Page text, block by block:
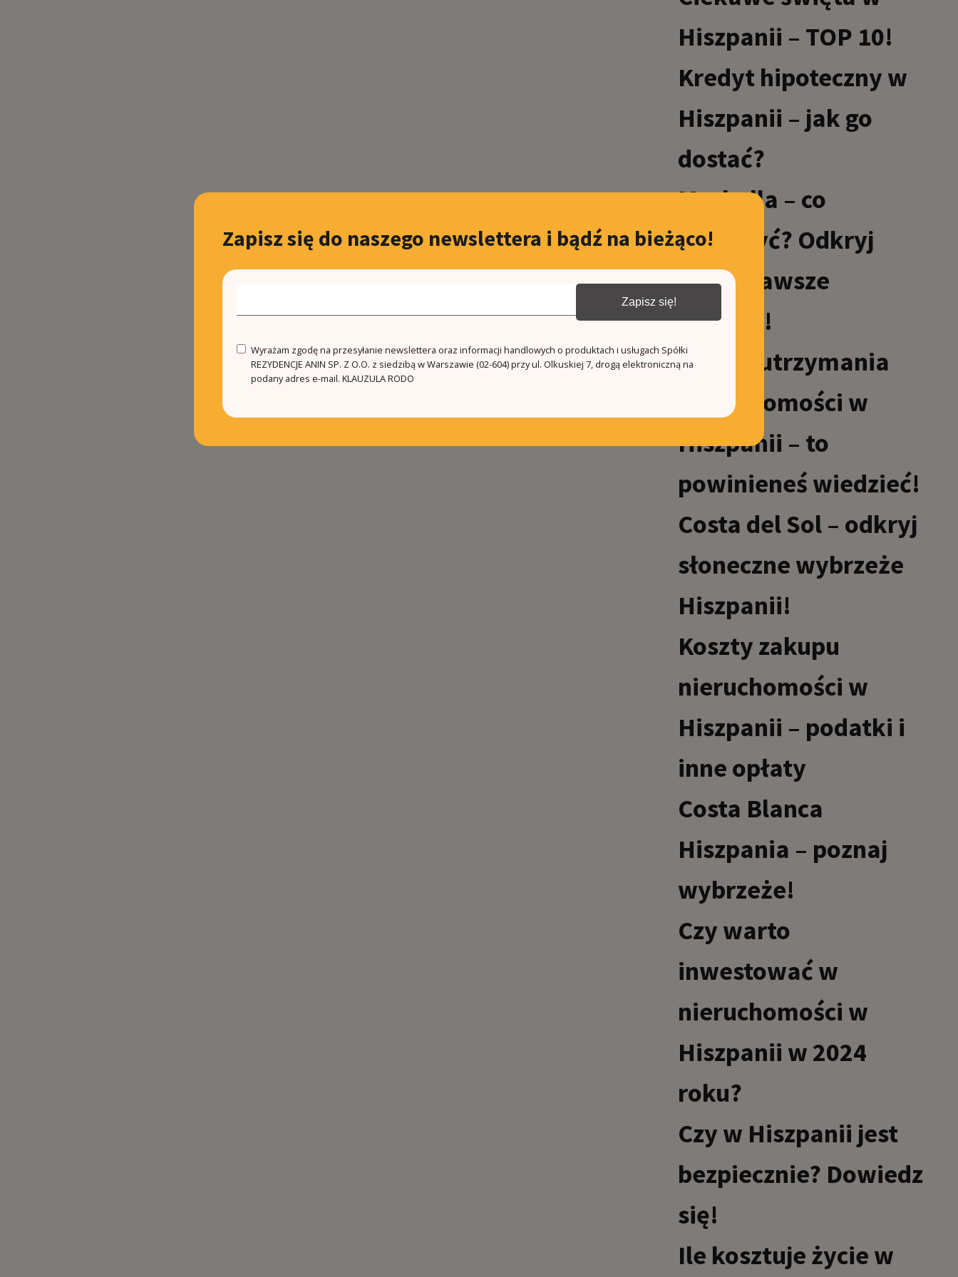
Hiszpanii – TOP 10!
Kredyt hipoteczny w
Hiszpanii – jak go
dostać?
Marbella – co
zobaczyć? Odkryj
najciekawsze
miejsca!
Koszty utrzymania
nieruchomości w
Hiszpanii – to
powinieneś wiedzieć!
Costa del Sol – odkryj
słoneczne wybrzeże
Hiszpanii!
Koszty zakupu
nieruchomości w
Hiszpanii – podatki i
inne opłaty
Costa Blanca
Hiszpania – poznaj
wybrzeże!
Czy warto
inwestować w
nieruchomości w
Hiszpanii w 2024
roku?
Czy w Hiszpanii jest
bezpiecznie? Dowiedz
się!
Ile kosztuje życie w
Zapisz się do naszego newslettera i bądź na bieżąco!
Zapisz się!
Wyrażam zgodę na przesyłanie newslettera oraz informacji handlowych o produktach i usługach Spółki
REZYDENCJE ANIN SP. Z O.O. z siedzibą w Warszawie (02-604) przy ul. Olkuskiej 7, drogą elektroniczną na
podany adres e-mail. KLAUZULA RODO